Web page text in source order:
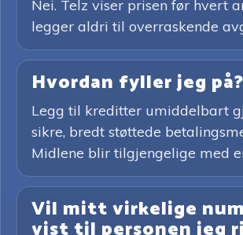
Nei. Telz viser prisen før hvert
legger aldri til overraskende
Hvordan fyller jeg på?
Legg til kreditter umiddelbart
sikre, bredt støttede
Midlene blir tilgjengelige med
Vil mitt virkelige